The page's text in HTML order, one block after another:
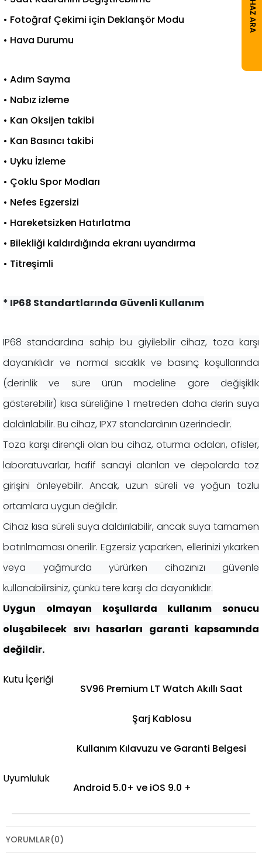
• Fotoğraf Çekimi için Deklanşör Modu
• Hava Durumu
• Adım Sayma
• Nabız izleme
• Kan Oksijen takibi
• Kan Basıncı takibi
• Uyku İzleme
• Çoklu Spor Modları
• Nefes Egzersizi
• Hareketsizken Hatırlatma
• Bilekliği kaldırdığında ekranı uyandırma
• Titreşimli
* IP68 Standartlarında Güvenli Kullanım
IP68 standardına sahip bu giyilebilir cihaz, toza karşı
dayanıklıdır ve normal sıcaklık ve basınç koşullarında
(derinlik ve süre ürün modeline göre değişiklik
gösterebilir) kısa süreliğine 1 metreden daha derin suya
daldırılabilir. Bu cihaz, IPX7 standardının üzerindedir.
Toza karşı dirençli olan bu cihaz, oturma odaları, ofisler,
laboratuvarlar, hafif sanayi alanları ve depolarda toz
girişini önleyebilir. Ancak, uzun süreli ve yoğun tozlu
ortamlara uygun değildir.
Cihaz kısa süreli suya daldırılabilir, ancak suya tamamen
batırılmaması önerilir. Egzersiz yaparken, ellerinizi yıkarken
veya yağmurda yürürken cihazınızı güvenle
kullanabilirsiniz, çünkü tere karşı da dayanıklıdır.
Uygun olmayan koşullarda kullanım sonucu
oluşabilecek sıvı hasarları garanti kapsamında
değildir.
Kutu İçeriği
SV96 Premium LT Watch Akıllı Saat
Şarj Kablosu
Kullanım Kılavuzu​ ve Garanti Belgesi
Uyumluluk
Android 5.0+ ve iOS 9.0 +
YORUMLAR(0)
CIHAZ ARA